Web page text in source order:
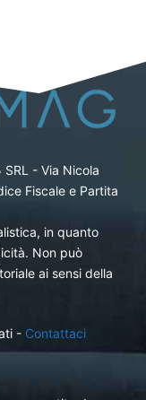
- Via Nicola
Fiscale e Partita
in quanto
Non può
ai sensi della
- Contattaci